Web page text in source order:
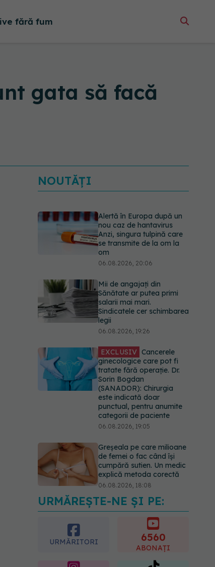
fără fum
gata să facă
NOUTĂȚI
Alertă în Europa după un
nou caz de hantavirus
Anzi, singura tulpină care
se transmite de la om la
om
06.08.2026, 20:06
Mii de angajați din
Sănătate ar putea primi
salarii mai mari.
Sindicatele cer schimbarea
legii
06.08.2026, 19:26
EXCLUSIV Cancerele
ginecologice care pot fi
tratate fără operație. Dr.
Sorin Bogdan
(SANADOR): Chirurgia
este indicată doar
punctual, pentru anumite
categorii de paciente
06.08.2026, 19:05
Greșeala pe care milioane
de femei o fac când își
cumpără sutien. Un medic
explică metoda corectă
06.08.2026, 18:08
EXCLUSIV De ce unele
paciente cu cancer de col
uterin nu mai ajung la
operație. Dr. Sorin Bogdan
(SANADOR): Intervenția
chirurgicală, doar în situații
URMĂREȘTE-NE ȘI PE:
URMĂRITORI 6560
ABONAȚI